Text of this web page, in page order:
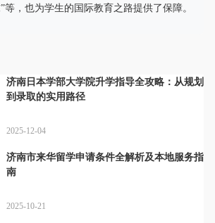
等，也为学生的国际教育之路提供了保障。
济南日本学部大学院升学指导全攻略：从规划
到录取的实用路径
2025-12-04
济南市来华留学申请条件全解析及本地服务指
南
2025-10-21